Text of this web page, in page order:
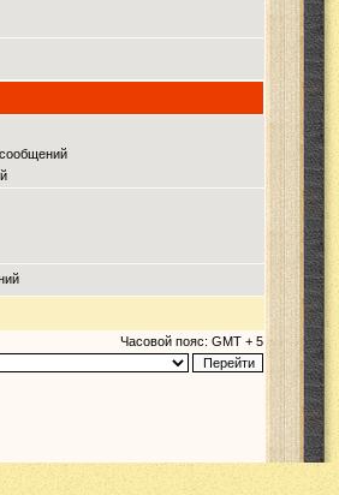
Часовой пояс: GMT + 5